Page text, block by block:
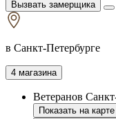
Вызвать замерщика
в Санкт-Петербурге
4 магазина
Ветеранов
Показать на карте